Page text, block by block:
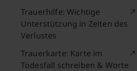
Trauerhilfe: Wichtige
Unterstützung in Zeiten des
Verlustes
Trauerkarte: Karte im
Todesfall schreiben & Worte